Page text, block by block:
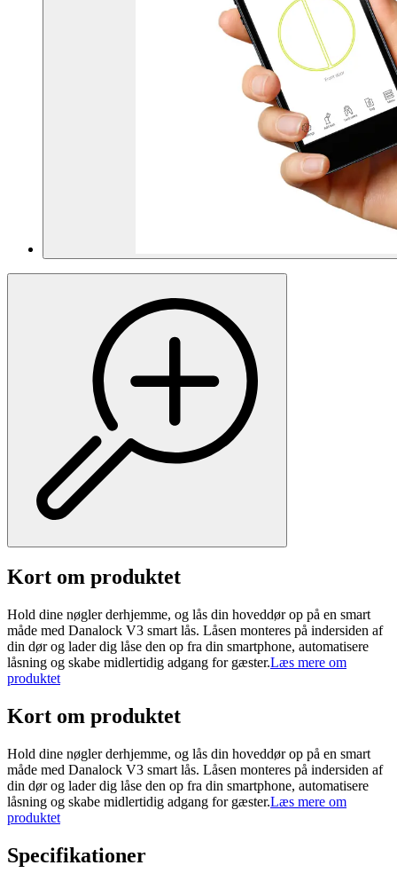
Kort om produktet
Hold dine nøgler derhjemme, og lås din hoveddør op på en smart
måde med Danalock V3 smart lås. Låsen monteres på indersiden af
din dør og lader dig låse den op fra din smartphone, automatisere
låsning og skabe midlertidig adgang for gæster.Læs mere om
produktet
Kort om produktet
Hold dine nøgler derhjemme, og lås din hoveddør op på en smart
måde med Danalock V3 smart lås. Låsen monteres på indersiden af
din dør og lader dig låse den op fra din smartphone, automatisere
låsning og skabe midlertidig adgang for gæster.Læs mere om
produktet
Specifikationer